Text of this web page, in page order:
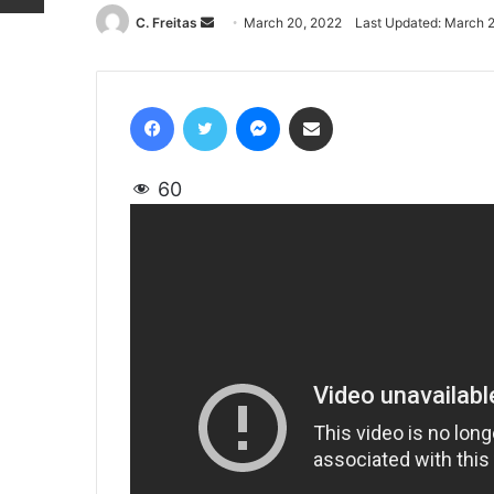
C. Freitas
Send
email
March 20, 2022 Last Updated: March
60